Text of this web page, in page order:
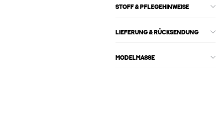
STOFF & PFLEGEHINWEISE
LIEFERUNG & RÜCKSENDUNG
MODELMASSE